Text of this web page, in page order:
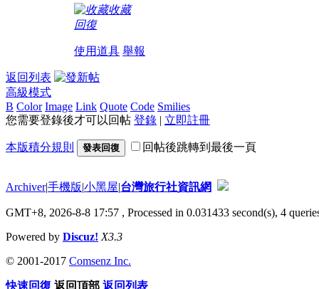
收藏
回復
使用道具 舉報
返回列表
高級模式
B Color Image Link Quote Code Smilies
您需要登錄後才可以回帖 登錄 | 立即註冊
本版積分規則 發表回復 回帖後跳轉到最後一頁
Archiver|手機版|小黑屋|台灣旅行社資訊網
GMT+8, 2026-8-8 17:57 , Processed in 0.031433 second(s), 4
Powered by Discuz! X3.3
© 2001-2017 Comsenz Inc.
快速回復 返回頂部 返回列表